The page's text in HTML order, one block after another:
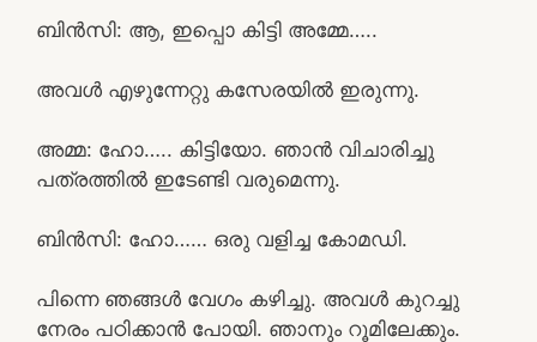
ബിൻസി: ആ, ഇപ്പൊ കിട്ടി അമ്മേ…..
അവൾ എഴുന്നേറ്റു കസേരയിൽ ഇരുന്നു.
അമ്മ: ഹോ….. കിട്ടിയോ. ഞാൻ വിചാരിച്ചു
പത്രത്തിൽ ഇടേണ്ടി വരുമെന്നു.
ബിൻസി: ഹോ…… ഒരു വളിച്ച കോമഡി.
പിന്നെ ഞങ്ങൾ വേഗം കഴിച്ചു. അവൾ കുറച്ചു
നേരം പഠിക്കാൻ പോയി. ഞാനും റൂമിലേക്കും.